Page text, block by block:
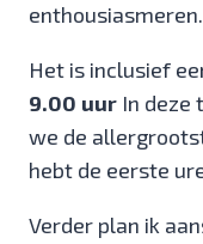
enthousiasmeren.
Het is inclusief
9.00 uur In deze
we de
hebt de eerste
Verder plan ik